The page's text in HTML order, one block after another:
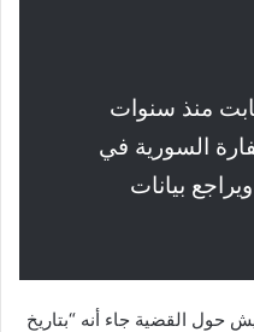
منذ سنوات
السورية في
بيانات
حول القضية جاء أنه “بتاريخ